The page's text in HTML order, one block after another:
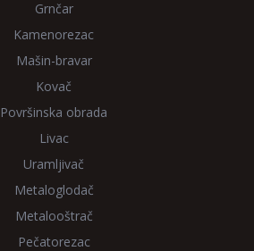
Grnčar
Kamenorezac
Mašin-bravar
Kovač
Površinska obrada
Livac
Uramljivač
Metaloglodač
Metalooštrač
Pečatorezac